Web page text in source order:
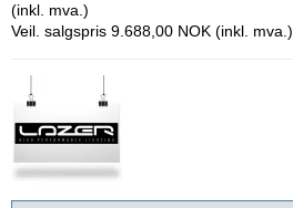
(inkl. mva.)
Veil. salgspris 9.688,00 NOK (inkl. mva.)